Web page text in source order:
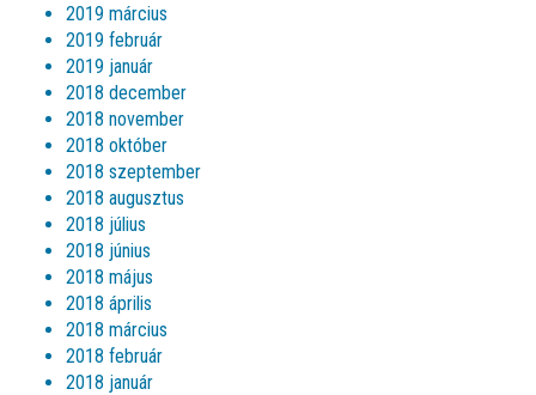
2019 március
2019 február
2019 január
2018 december
2018 november
2018 október
2018 szeptember
2018 augusztus
2018 július
2018 június
2018 május
2018 április
2018 március
2018 február
2018 január